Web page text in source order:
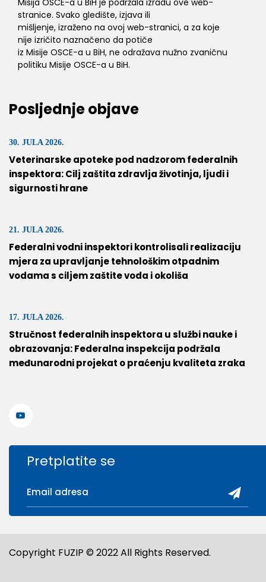
stranice. Svako gledište, izjava ili
mišljenje, izraženo na ovoj web-stranici, a za koje
nije izričito naznačeno da potiče
iz Misije OSCE-a u BiH, ne odražava nužno zvaničnu
politiku Misije OSCE-a u BiH.
Posljednje objave
30. JULA 2026.
Veterinarske apoteke pod nadzorom federalnih
inspektora: Cilj zaštita zdravlja životinja, ljudi i
sigurnosti hrane
21. JULA 2026.
Federalni vodni inspektori kontrolisali realizaciju
mjera za upravljanje tehnološkim otpadnim
vodama s ciljem zaštite voda i okoliša
17. JULA 2026.
Stručnost federalnih inspektora u službi nauke i
obrazovanja: Federalna inspekcija podržala
međunarodni projekat o praćenju kvaliteta zraka
Pretplatite se
Copyright FUZIP © 2022 All Rights Reserved.